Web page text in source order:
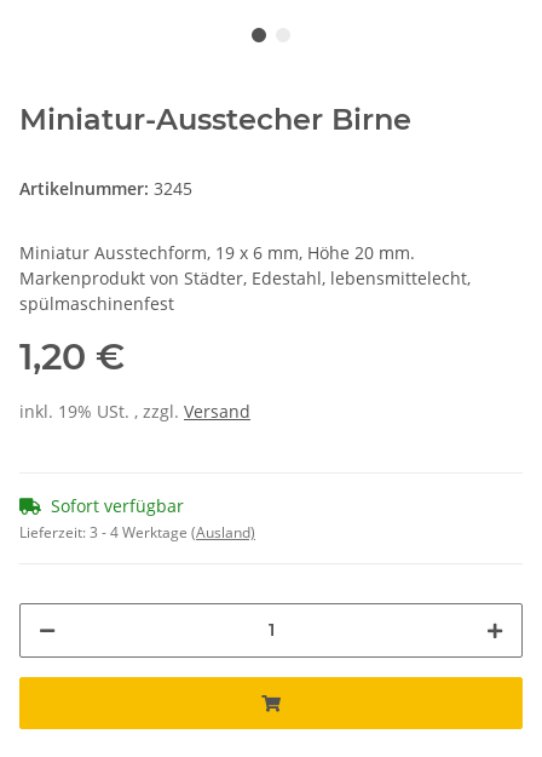
Miniatur-Ausstecher Birne
Artikelnummer: 3245
Miniatur Ausstechform, 19 x 6 mm, Höhe 20 mm.
Markenprodukt von Städter, Edestahl, lebensmittelecht,
spülmaschinenfest
1,20 €
inkl. 19% USt. , zzgl. Versand
Sofort verfügbar
Lieferzeit:3 - 4 Werktage (Ausland)